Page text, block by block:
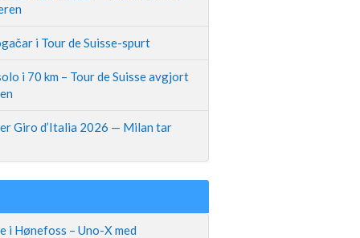
i Tour de Suisse-spurt
i 70 km – Tour de Suisse avgjort
Giro d’Italia 2026 — Milan tar
i Hønefoss – Uno-X med